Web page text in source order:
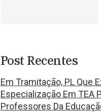
Post Recentes
Em Tramitação, PL Que
Especialização Em TEA
Professores Da